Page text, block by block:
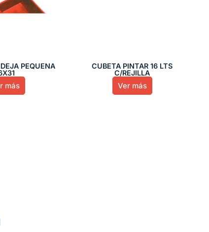
PEQUEÑA
más
CUBETA PINTAR 16 LTS
C/REJILLA
Ver más